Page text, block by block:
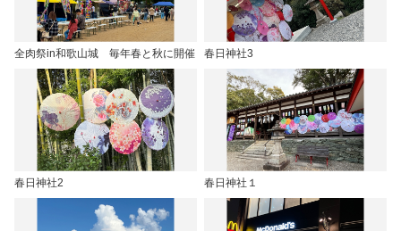
全肉祭in和歌山城 毎年春と秋に開催 春日神社3
春日神社2 春日神社１